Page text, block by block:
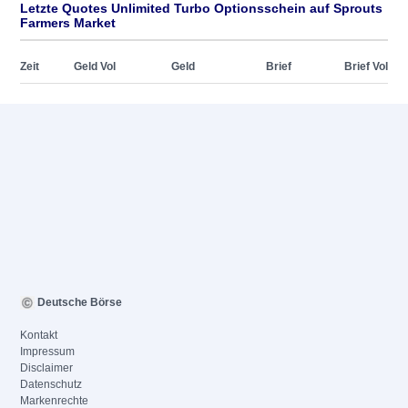
Letzte Quotes Unlimited Turbo Optionsschein auf Sprouts
Farmers Market
Zeit Geld Vol Geld Brief Brief Vol
Deutsche Börse
Kontakt
Impressum
Disclaimer
Datenschutz
Markenrechte